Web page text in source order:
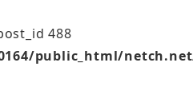
488
public_html/